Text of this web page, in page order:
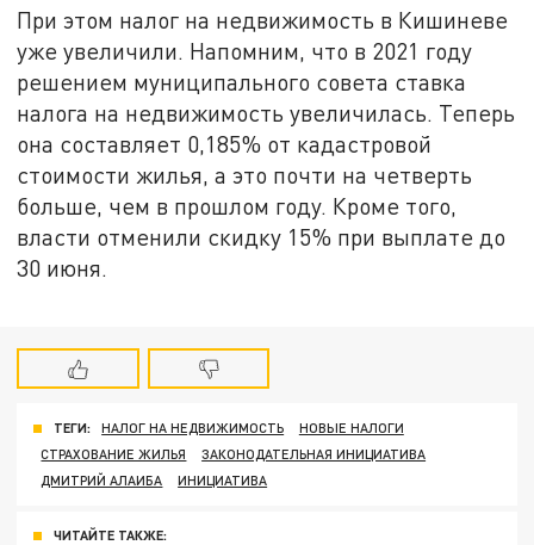
При этом налог на недвижимость в Кишиневе
уже увеличили. Напомним, что в 2021 году
решением муниципального совета ставка
налога на недвижимость увеличилась. Теперь
она составляет 0,185% от кадастровой
стоимости жилья, а это почти на четверть
больше, чем в прошлом году. Кроме того,
власти отменили скидку 15% при выплате до
30 июня.
ТЕГИ: НАЛОГ НА НЕДВИЖИМОСТЬ
НОВЫЕ НАЛОГИ
СТРАХОВАНИЕ ЖИЛЬЯ
ЗАКОНОДАТЕЛЬНАЯ ИНИЦИАТИВА
ДМИТРИЙ АЛАИБА
ИНИЦИАТИВА
ЧИТАЙТЕ ТАКЖЕ: